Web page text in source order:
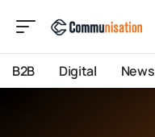
B2B Digital News